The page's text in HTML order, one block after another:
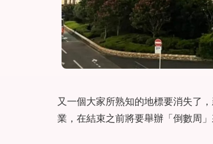
又一個大家所熟知的地標要消失了
業，在結束之前將要舉辦「倒數周